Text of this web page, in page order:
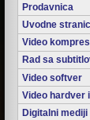
Prodavnica
Uvodne
Video
Rad sa
Video softver
Video hardver
Digitalni mediji